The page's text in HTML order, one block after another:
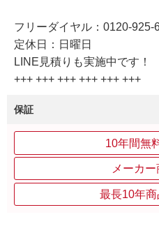
フリーダイヤル：0120-925-
定休日：日曜日
LINE見積りも実施中です！
+++ +++ +++ +++ +++ +++
保証
10年間無
メーカ
最長10年